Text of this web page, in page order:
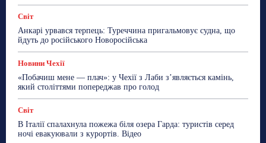
Світ
Анкарі урвався терпець: Туреччина пригальмовує судна, що
йдуть до російського Новоросійська
Новини Чехії
«Побачиш мене — плач»: у Чехії з Лаби з’являється камінь,
який століттями попереджав про голод
Світ
В Італії спалахнула пожежа біля озера Гарда: туристів серед
ночі евакуювали з курортів. Відео